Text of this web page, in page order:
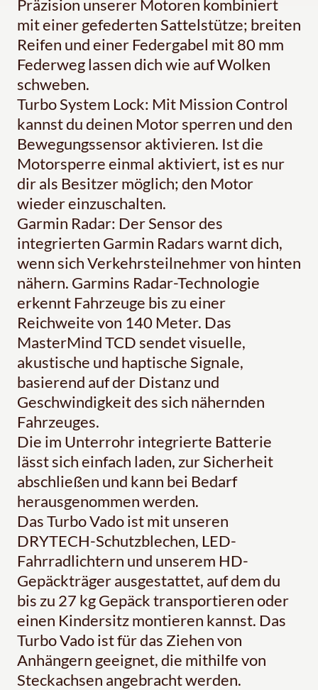
Präzision unserer Motoren kombiniert
mit einer gefederten Sattelstütze; breiten
Reifen und einer Federgabel mit 80 mm
Federweg lassen dich wie auf Wolken
schweben.
Turbo System Lock: Mit Mission Control
kannst du deinen Motor sperren und den
Bewegungssensor aktivieren. Ist die
Motorsperre einmal aktiviert, ist es nur
dir als Besitzer möglich; den Motor
wieder einzuschalten.
Garmin Radar: Der Sensor des
integrierten Garmin Radars warnt dich,
wenn sich Verkehrsteilnehmer von hinten
nähern. Garmins Radar-Technologie
erkennt Fahrzeuge bis zu einer
Reichweite von 140 Meter. Das
MasterMind TCD sendet visuelle,
akustische und haptische Signale,
basierend auf der Distanz und
Geschwindigkeit des sich nähernden
Fahrzeuges.
Die im Unterrohr integrierte Batterie
lässt sich einfach laden, zur Sicherheit
abschließen und kann bei Bedarf
herausgenommen werden.
Das Turbo Vado ist mit unseren
DRYTECH-Schutzblechen, LED-
Fahrradlichtern und unserem HD-
Gepäckträger ausgestattet, auf dem du
bis zu 27 kg Gepäck transportieren oder
einen Kindersitz montieren kannst. Das
Turbo Vado ist für das Ziehen von
Anhängern geeignet, die mithilfe von
Steckachsen angebracht werden.